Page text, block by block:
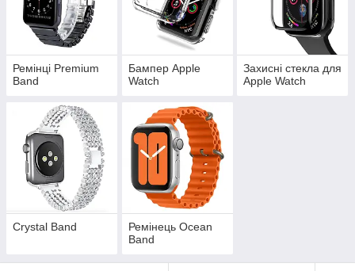
Ремінці Premium
Band
Бампер Apple
Watch
Захисні стекла для
Apple Watch
Crystal Band
Ремінець Ocean
Band